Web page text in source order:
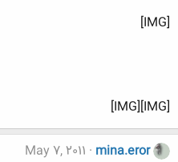
[IMG]
[IMG][IMG]
mina.eror
May 7, 2011